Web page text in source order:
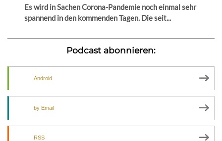
Es wird in Sachen Corona-Pandemie noch einmal sehr
spannend in den kommenden Tagen. Die seit...
Podcast abonnieren:
Android
by Email
RSS